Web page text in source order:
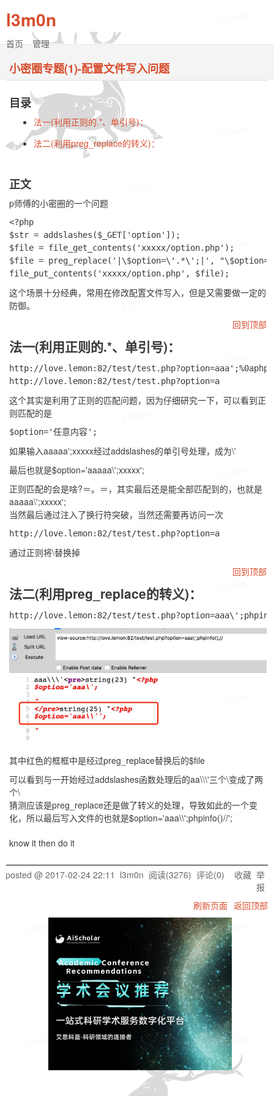
l3m0n
首页 管理
小密圈专题(1)-配置文件写入问题
目录
法一(利用正则的.*、单引号)：
法二(利用preg_replace的转义)：
正文
p师傅的小密圈的一个问题
<?php
$str = addslashes($_GET['option']);
$file = file_get_contents('xxxxx/option.php');
$file = preg_replace('|\$option=\'.*\';|',
这个场景十分经典，常用在修改配置文件写入，但是又需要做一定的
防御。
回到顶部
法一(利用正则的.*、单引号)：
http://love.lemon:82/test/
这个其实是利用了正则的匹配问题，因为仔细研究一下，可以看到正
则匹配的是
如果输入aaaaa';xxxxx经过addslashes的单引号处理，成为\'
最后也就是$option='aaaaa\';xxxxx';
正则匹配的会是啥?＝。＝，其实最后还是能全部匹配到的，也就是
aaaaa\';xxxxx';
当然最后通过注入了换行符突破，当然还需要再访问一次
通过正则将\替换掉
回到顶部
法二(利用preg_replace的转义)：
其中红色的框框中是经过preg_replace替换后的$file
可以看到与一开始经过addslashes函数处理后的aa\\\'三个\变成了两
个\
猜测应该是preg_replace还是做了转义的处理，导致如此的一个变
化，所以最后写入文件的也就是$option='aaa\\';phpinfo()//';
know it then do it
posted @ 2017-02-24 22:11 l3m0n 阅读(3276) 评论(0) 收藏 举
报
刷新页面 返回顶部
L3m0n
L3m0n
L3m0n
L3m0n L3m0n
L3m0n
L3m0n
L3m0n
L3m0n
L3m0n
L3m0n
L3m0n
L3m0n
L3m0n L3m0n
L3m0n
L3m0n
L3m0n
L3m0n